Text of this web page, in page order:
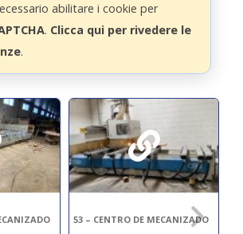
abilitare i cookie per
. Clicca qui per rivedere le
.
53 – CENTRO DE MECANIZADO